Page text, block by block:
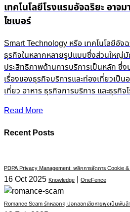
เทคโนโลยีโรงแรมอัจฉริยะ อาจ
ไซเบอร์
Smart Technology หรือ เทคโนโลยีอัจ
ธุรกิจในหลากหลายรูปแบบซึ่งส่วนใหญ่
ประสิทธิภาพด้านการบริการเป็นหลัก ซึ่
เรื่องของธุรกิจบริการและท่องเที่ยวเป็
เที่ยว อาหาร ธุรกิจการบริการ และธุรกิ
Read More
Recent Posts
PDPA Privacy Management: พลิกการจัดการ Cookie
16 Oct 2025 Knowledge | OneFence
Romance Scam รักหลอกๆ ปอกลอกเสียหายพุ่งเป็นพันล้